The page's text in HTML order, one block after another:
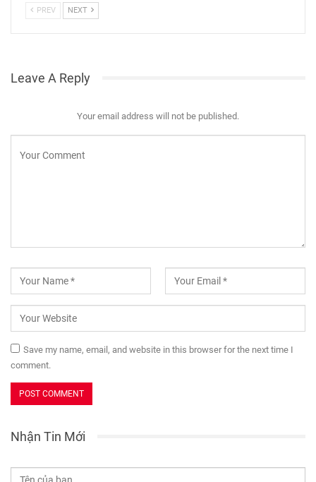
PREV NEXT
Leave A Reply
Your email address will not be published.
Save my name, email, and website in this browser for the next time I
comment.
Nhận Tin Mới